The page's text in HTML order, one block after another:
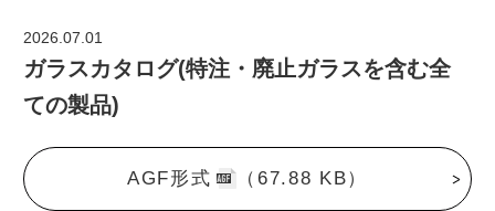
2026.07.01
ガラスカタログ(特注・廃止ガラスを含む全
ての製品)
AGF形式 （67.88 KB）